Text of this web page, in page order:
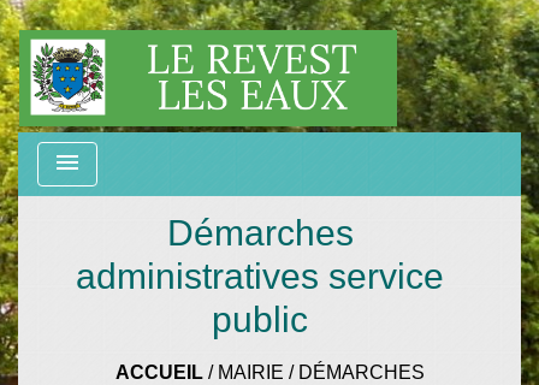
menu
Démarches
administratives service
public
ACCUEIL/ MAIRIE / DÉMARCHES